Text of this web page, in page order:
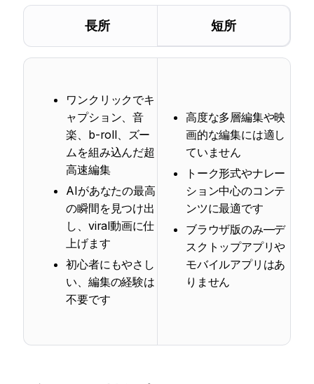
長所 短所
ワンクリックでキ
ャプション、音
楽、b-roll、ズー
ムを組み込んだ超
高速編集
AIがあなたの最高
の瞬間を見つけ出
し、viral動画に仕
上げます
初心者にもやさし
い、編集の経験は
不要です
高度な多層編集や映
画的な編集には適し
ていません
トーク形式やナレー
ション中心のコンテ
ンツに最適です
ブラウザ版のみ—デ
スクトップアプリや
モバイルアプリはあ
りません